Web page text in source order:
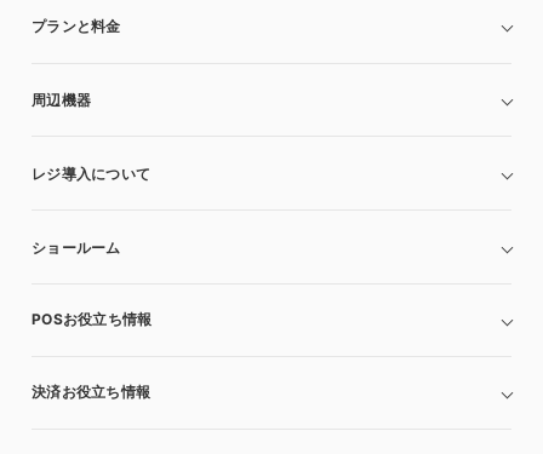
プランと料金
周辺機器
レジ導入について
ショールーム
POSお役立ち情報
決済お役立ち情報